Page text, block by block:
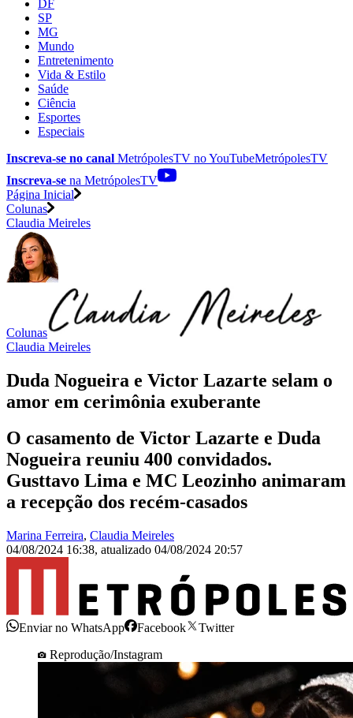
DF
SP
MG
Mundo
Entretenimento
Vida & Estilo
Saúde
Ciência
Esportes
Especiais
Inscreva-se no canal MetrópolesTV noYouTubeMetrópolesTV
Inscreva-se na MetrópolesTV
Página Inicial
Colunas
Claudia Meireles
Colunas
Claudia Meireles
Duda Nogueira e Victor Lazarte selam o
amor em cerimônia exuberante
O casamento de Victor Lazarte e Duda
Nogueira reuniu 400 convidados.
Gusttavo Lima e MC Leozinho animaram
a recepção dos recém-casados
Marina Ferreira, Claudia Meireles
04/08/2024 16:38, atualizado 04/08/2024 20:57
Enviar no WhatsApp Facebook
Twitter
Reprodução/Instagram